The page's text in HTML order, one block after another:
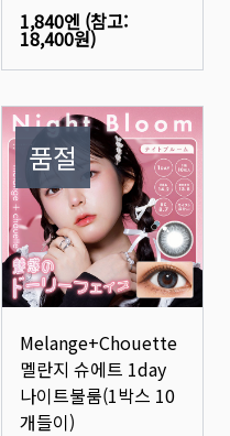
1,840엔 (참고:
18,400원)
품절
Melange+Chouette
멜란지 슈에트 1day
나이트불룸(1박스 10
개들이)